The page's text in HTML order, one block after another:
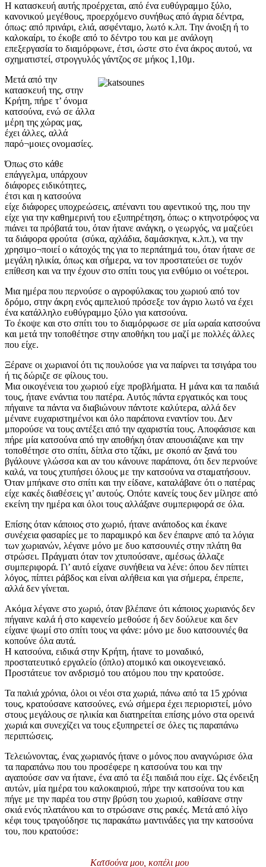
Η κατασκευή αυτής προέρχεται, από ένα ευθύγραμμο ξύλο,
κανονικού μεγέθους, προερχόμενο συνήθως από άγρια δέντρα,
όπως: από πρινάρι, ελιά, ασφένταμο, λωτό κ.λπ. Την άνοιξη ή το
καλοκαίρι, το έκοβε από το δέντρο του και με ανάλογη
επεξεργασία το διαμόρφωνε, έτσι, ώστε στο ένα άκρος αυτού, να
σχηματιστεί, στρογγυλός γάντζος σε μήκος 1,10μ.
Μετά από την
κατασκευή της, στην
Κρήτη, πήρε τ’ όνομα
κατσούνα, ενώ σε άλλα
μέρη της χώρας μας,
έχει άλλες, αλλά
παρό¬μοιες ονομασίες.
Όπως στο κάθε
επάγγελμα, υπάρχουν
διάφορες ειδικότητες,
έτσι και η κατσούνα
είχε διάφορες υποχρεώσεις, απέναντι του αφεντικού της, που την
είχε για την καθημερινή του εξυπηρέτηση, όπως: ο κτηνοτρόφος να
πιάνει τα πρόβατά του, όταν ήτανε ανάγκη, ο γεωργός, να μαζεύει
τα διάφορα φρούτα (σύκα, αχλάδια, δαμάσκηνα, κ.λπ.), να την
χρησιμο¬ποιεί ο κάτοχός της για το περπάτημά του, όταν ήτανε σε
μεγάλη ηλικία, όπως και σήμερα, να τον προστατεύει σε τυχόν
επίθεση και να την έχουν στο σπίτι τους για ενθύμιο οι νοέτεροι.
Μια ημέρα που περνούσε ο αγροφύλακας του χωριού από τον
δρόμο, στην άκρη ενός αμπελιού πρόσεξε τον άγριο λωτό να έχει
ένα κατάλληλο ευθύγραμμο ξύλο για κατσούνα.
Το έκοψε και στο σπίτι του το διαμόρφωσε σε μία ωραία κατσούνα
και μετά την τοποθέτησε στην αποθήκη του μαζί με πολλές άλλες
που είχε.
Ξέρανε οι χωριανοί ότι τις πουλούσε για να παίρνει τα τσιγάρα του
ή τις δώριζε σε φίλους του.
Μια οικογένεια του χωριού είχε προβλήματα. Η μάνα και τα παιδιά
τους, ήτανε ενάντια του πατέρα. Αυτός πάντα εργατικός και τους
πήγαινε τα πάντα να διαβιώνουν πάντοτε καλύτερα, αλλά δεν
μένανε ευχαριστημένοι και όλο παράπονα εναντίον του. Δεν
μπορούσε να τους αντέξει από την αχαριστία τους. Αποφάσισε και
πήρε μία κατσούνα από την αποθήκη όταν απουσιάζανε και την
τοποθέτησε στο σπίτι, δίπλα στο τζάκι, με σκοπό αν ξανά του
βγάλουνε γλώσσα και αν του κάνουνε παράπονα, ότι δεν περνούνε
καλά, να τους χτυπήσει όλους με την κατσούνα να σταματήσουν.
Όταν μπήκανε στο σπίτι και την είδανε, καταλάβανε ότι ο πατέρας
είχε κακές διαθέσεις γι’ αυτούς. Οπότε κανείς τους δεν μίλησε από
εκείνη την ημέρα και όλοι τους αλλάξανε συμπεριφορά σε όλα.
Επίσης όταν κάποιος στο χωριό, ήτανε ανάποδος και έκανε
συνέχεια φασαρίες με το παραμικρό και δεν έπαιρνε από τα λόγια
των χωριανών, λέγανε μόνο με δυο κατσουνιές στην πλάτη θα
στρώσει. Πράγματι όταν τον χτυπούσανε, αμέσως άλλαζε
συμπεριφορά. Γι’ αυτό είχανε συνήθεια να λένε: όπου δεν πίπτει
λόγος, πίπτει ράβδος και είναι αλήθεια και για σήμερα, έπρεπε,
αλλά δεν γίνεται.
Ακόμα λέγανε στο χωριό, όταν βλέπανε ότι κάποιος χωριανός δεν
πήγαινε καλά ή στο καφενείο μεθούσε ή δεν δούλευε και δεν
είχανε ψωμί στο σπίτι τους να φάνε: μόνο με δυο κατσουνιές θα
κοπούνε όλα αυτά.
Η κατσούνα, ειδικά στην Κρήτη, ήτανε το μοναδικό,
προστατευτικό εργαλείο (όπλο) ατομικό και οικογενειακό.
Προστάτευε τον ανδρισμό του ατόμου που την κρατούσε.
Τα παλιά χρόνια, όλοι οι νέοι στα χωριά, πάνω από τα 15 χρόνια
τους, κρατούσανε κατσούνες, ενώ σήμερα έχει περιοριστεί, μόνο
στους μεγάλους σε ηλικία και διατηρείται επίσης μόνο στα ορεινά
χωριά και συνεχίζει να τους εξυπηρετεί σε όλες τις παραπάνω
περιπτώσεις.
Τελειώνοντας, ένας χωριανός ήτανε ο μόνος που αναγνώρισε όλα
τα παραπάνω που του προσέφερε η κατσούνα του και την
αγαπούσε σαν να ήτανε, ένα από τα έξι παιδιά που είχε. Ως ένδειξη
αυτών, μία ημέρα του καλοκαιριού, πήρε την κατσούνα του και
πήγε με την παρέα του στην βρύση του χωριού, καθίσανε στην
σκιά ενός πλατάνου και το στρώσανε στις ρακές. Μετά από λίγο
κέφι τους τραγούδησε τις παρακάτω μαντινάδες για την κατσούνα
του, που κρατούσε:
Κατσούνα μου, κοπέλι μου